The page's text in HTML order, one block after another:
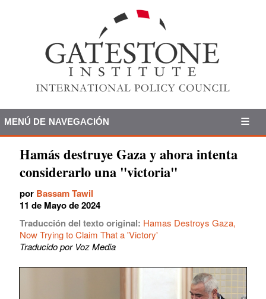
MENÚ DE NAVEGACIÓN
Hamás destruye Gaza y ahora intenta
considerarlo una "victoria"
por Bassam Tawil
11 de Mayo de 2024
Traducción del texto original: Hamas Destroys Gaza,
Now Trying to Claim That a 'Victory'
Traducido por Voz Media